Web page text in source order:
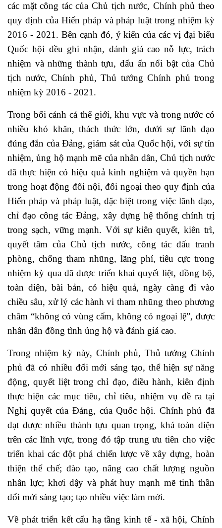
các mặt công tác của Chủ tịch nước, Chính phủ theo
quy định của Hiến pháp và pháp luật trong nhiệm kỳ
2016 - 2021. Bên cạnh đó, ý kiến của các vị đại biểu
Quốc hội đều ghi nhận, đánh giá cao nỗ lực, trách
nhiệm và những thành tựu, dấu ấn nổi bật của Chủ
tịch nước, Chính phủ, Thủ tướng Chính phủ trong
nhiệm kỳ 2016 - 2021.
Trong bối cảnh cả thế giới, khu vực và trong nước có
nhiều khó khăn, thách thức lớn, dưới sự lãnh đạo
đúng đắn của Đảng, giám sát của Quốc hội, với sự tín
nhiệm, ủng hộ mạnh mẽ của nhân dân, Chủ tịch nước
đã thực hiện có hiệu quả kinh nghiệm và quyền hạn
trong hoạt động đối nội, đối ngoại theo quy định của
Hiến pháp và pháp luật, đặc biệt trong việc lãnh đạo,
chỉ đạo công tác Đảng, xây dựng hệ thống chính trị
trong sạch, vững mạnh. Với sự kiên quyết, kiên trì,
quyết tâm của Chủ tịch nước, công tác đấu tranh
phòng, chống tham nhũng, lãng phí, tiêu cực trong
nhiệm kỳ qua đã được triển khai quyết liệt, đồng bộ,
toàn diện, bài bản, có hiệu quả, ngày càng đi vào
chiều sâu, xử lý các hành vi tham nhũng theo phương
châm “không có vùng cấm, không có ngoại lệ”, được
nhân dân đồng tình ủng hộ và đánh giá cao.
Trong nhiệm kỳ này, Chính phủ, Thủ tướng Chính
phủ đã có nhiều đổi mới sáng tạo, thể hiện sự năng
động, quyết liệt trong chỉ đạo, điều hành, kiên định
thực hiện các mục tiêu, chỉ tiêu, nhiệm vụ đề ra tại
Nghị quyết của Đảng, của Quốc hội. Chính phủ đã
đạt được nhiều thành tựu quan trọng, khá toàn diện
trên các lĩnh vực, trong đó tập trung ưu tiên cho việc
triển khai các đột phá chiến lược về xây dựng, hoàn
thiện thể chế; đào tạo, nâng cao chất lượng nguồn
nhân lực; khơi dậy và phát huy mạnh mẽ tinh thần
đổi mới sáng tạo; tạo nhiều việc làm mới.
Về phát triển kết cấu hạ tầng kinh tế - xã hội, Chính